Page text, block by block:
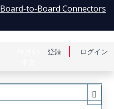
登録 ログイン
Board-to-Board Connectors